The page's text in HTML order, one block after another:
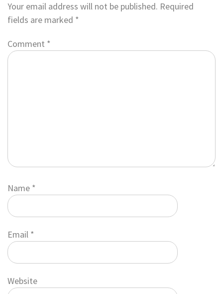
Your email address will not be published. Required
fields are marked *
Comment *
Name *
Email *
Website